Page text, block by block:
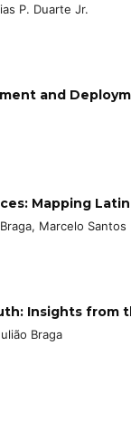
P. Duarte Jr.
and
Mapping
Marcelo Santos
Insights from
Braga